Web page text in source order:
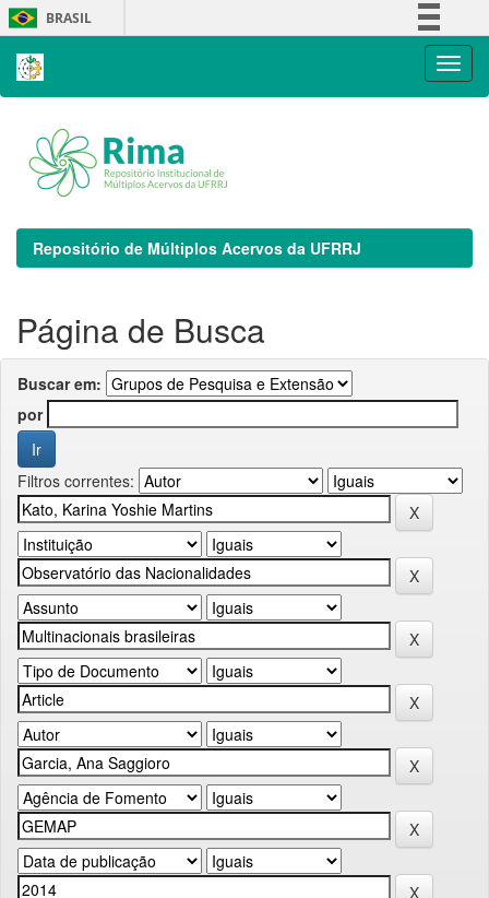
Skip
navigation
BRASIL
Repositório de Múltiplos Acervos da UFRRJ
Página de Busca
Buscar em:
por
Filtros correntes: